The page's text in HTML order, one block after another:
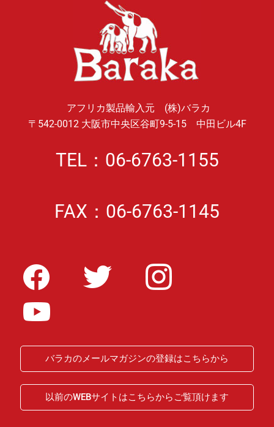
アフリカ製品輸入元 (株)バラカ
〒542-0012 大阪市中央区谷町9-5-15 中田ビル4F
TEL：06-6763-1155
FAX：06-6763-1145
バラカのメールマガジンの登録はこちらから
以前のWEBサイトはこちらからご覧頂けます